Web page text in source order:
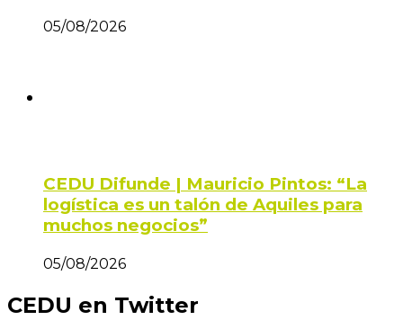
05/08/2026
CEDU Difunde | Mauricio Pintos: “La
logística es un talón de Aquiles para
muchos negocios”
05/08/2026
CEDU en Twitter